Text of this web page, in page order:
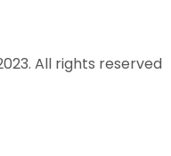
All rights reserved